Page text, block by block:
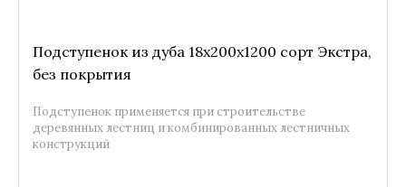
Подступенок из дуба 18x200x1200 сорт Экстра,
без покрытия
Подступенок применяется при строительстве
деревянных лестниц и комбинированных лестничных
конструкций